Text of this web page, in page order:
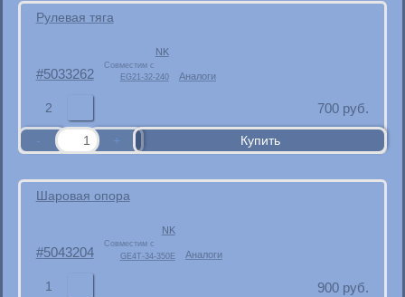
Рулевая тяга
5033262
NK
Совместим с
EG21-32-240
Аналоги
2 700 руб.
Шаровая опора
5043204
NK
Совместим с
GE4T-34-350E
Аналоги
1 900 руб.